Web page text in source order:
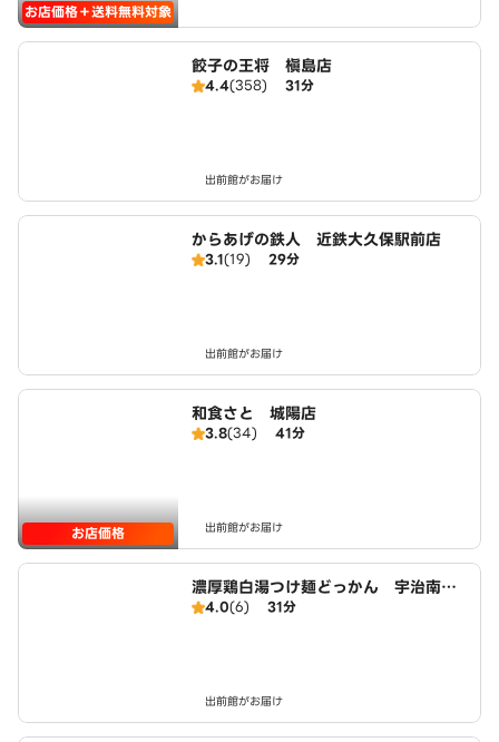
お店価格＋送料無料対象
餃子の王将 槇島店
4.4(358) 31分
出前館がお届け
からあげの鉄人 近鉄大久保駅前店
3.1(19) 29分
出前館がお届け
お店価格
和食さと 城陽店
3.8(34) 41分
出前館がお届け
濃厚鶏白湯つけ麺どっかん 宇治南口
駅前店
4.0(6) 31分
出前館がお届け